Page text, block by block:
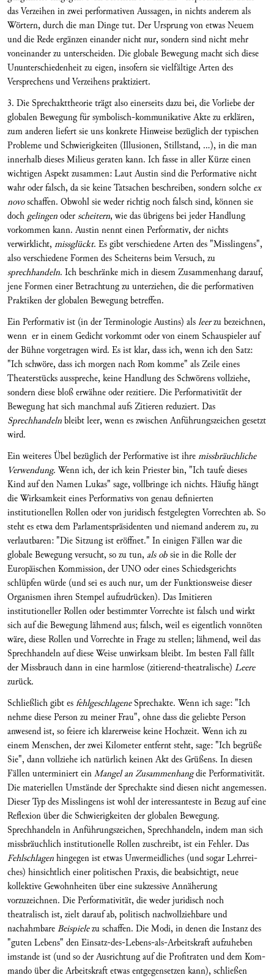
das Verzeihen in zwei performativen Aussagen, in nichts anderem als
Wörtern, durch die man Dinge tut. Der Ursprung von etwas Neuem
und die Rede ergänzen einander nicht nur, sondern sind nicht mehr
voneinander zu unterschei­den. Die globale Bewegung macht sich diese
Unun­terschiedenheit zu eigen, insofern sie vielfältige Arten des
Versprechens und Verzeihens praktiziert.
3. Die Sprechakttheorie trägt also einerseits dazu bei, die Vorliebe der
globalen Bewegung für symbo­lisch-kommunikative Akte zu erklären,
zum an­deren liefert sie uns konkrete Hinweise bezüglich der typi­schen
Probleme und Schwierigkeiten (Illu­sionen, Stillstand, …), in die man
innerhalb dieses Milieus gera­ten kann. Ich fasse in aller Kürze einen
wichtigen Aspekt zusammen: Laut Austin sind die Performative nicht
wahr oder falsch, da sie keine Tatsachen beschreiben, sondern solche ex
novoschaffen. Obwohl sie weder richtig noch falsch sind, können sie
dochgelingenoderscheitern, wie das übrigens bei jeder Handlung
vorkommen kann. Austin nennt einen Performativ, der nichts
verwirklicht, missglückt. Es gibt verschiedene Arten des "Misslingens",
also verschiedene Formen des Schei­terns beim Versuch, zu
sprechhandeln. Ich be­schränke mich in diesem Zusammenhang darauf,
jene Formen einer Betrachtung zu unterziehen, die die performativen
Praktiken der globalen Bewegung betreffen.
Ein Performativ ist (in der Terminologie Austins) alsleerzu bezeichnen,
wenn er in einem Gedicht vor­kommt oder von einem Schauspieler auf
der Bühne vorgetragen wird. Es ist klar, dass ich, wenn ich den Satz:
"Ich schwöre, dass ich morgen nach Rom komme" als Zeile eines
Theaterstücks aus­spreche, keine Handlung des Schwörens vollziehe,
sondern diese bloß erwähne oder rezitiere. Die Per­formativität der
Bewegung hat sich manchmal aufs Zitieren reduziert. Das
Sprechhandelnbleibt leer, wenn es zwischen Anführungszeichen gesetzt
wird.
Ein weiteres Übel bezüglich der Performative ist ihremissbräuchliche
Verwendung. Wenn ich, der ich kein Priester bin, "Ich taufe dieses
Kind auf den Namen Lukas" sage, vollbringe ich nichts. Häufig hängt
die Wirksamkeit eines Performativs von ge­nau definierten
institutionellen Rollen oder von ju­ridisch festge­legten Vorrechten ab. So
steht es et­wa dem Parlamentspräsidenten und niemand ande­rem zu, zu
ver­lautbaren: "Die Sitzung ist eröffnet." In einigen Fällen war die
globale Bewegung versucht, so zu tun, als obsie in die Rolle der
Europä­ischen Kommission, der UNO oder eines Schiedsge­richts
schlüpfen würde (und sei es auch nur, um der Funktionsweise dieser
Organismen ihren Stem­pel aufzudrücken). Das Imi­tieren
institutioneller Rollen oder bestimmter Vorrechte ist falsch und wirkt
sich auf die Bewegung läh­mend aus; falsch, weil es eigentlich vonnöten
wäre, diese Rollen und Vorrechte in Frage zu stellen; läh­mend, weil das
Sprechhandeln auf diese Weise unwirksam bleibt. Im besten Fall fällt
der Missbrauch dann in eine harmlose (zitierend-theatralische) Leere
zurück.
Schließlich gibt esfehlgeschlageneSprechakte. Wenn ich sage: "Ich
nehme diese Person zu meiner Frau", ohne dass die geliebte Person
anwesend ist, so feiere ich klarerweise keine Hochzeit. Wenn ich zu
einem Menschen, der zwei Kilometer entfernt steht, sage: "Ich begrüße
Sie", dann vollziehe ich natürlich keinen Akt des Grüßens. In diesen
Fällen unterminiert einMangel an Zusammenhangdie Performativität.
Die materiellen Umstände der Sprechakte sind diesen nicht angemessen.
Dieser Typ des Misslingens ist wohl der interessanteste in Bezug auf eine
Reflexion über die Schwierigkeiten der globalen Bewegung.
Sprechhandeln in Anfüh­rungszeichen, Sprechhandeln, indem man sich
miss­bräuchlich institutionelle Rol­len zuschreibt, ist ein Fehler. Das
Fehlschlagenhingegen ist etwas Unvermeidliches (und sogar Lehrrei­
ches) hinsicht­lich einer politischen Praxis, die beabsichtigt, neue
kollektive Gewohnheiten über eine suk­zessive An­näherung
vorzuzeichnen. Die Performativität, die weder juridisch noch
theatralisch ist, zielt darauf ab, politisch nachvollziehbare und
nachahmbareBeispielezu schaffen. Die Modi, in denen die In­stanz des
"guten Lebens" den Einsatz-des-Lebens-als-Arbeitskraft aufzuheben
imstande ist (und so der Ausrichtung auf die Profitraten und dem Kom­
mando über die Arbeitskraft etwas entgegensetzen kann), schließen